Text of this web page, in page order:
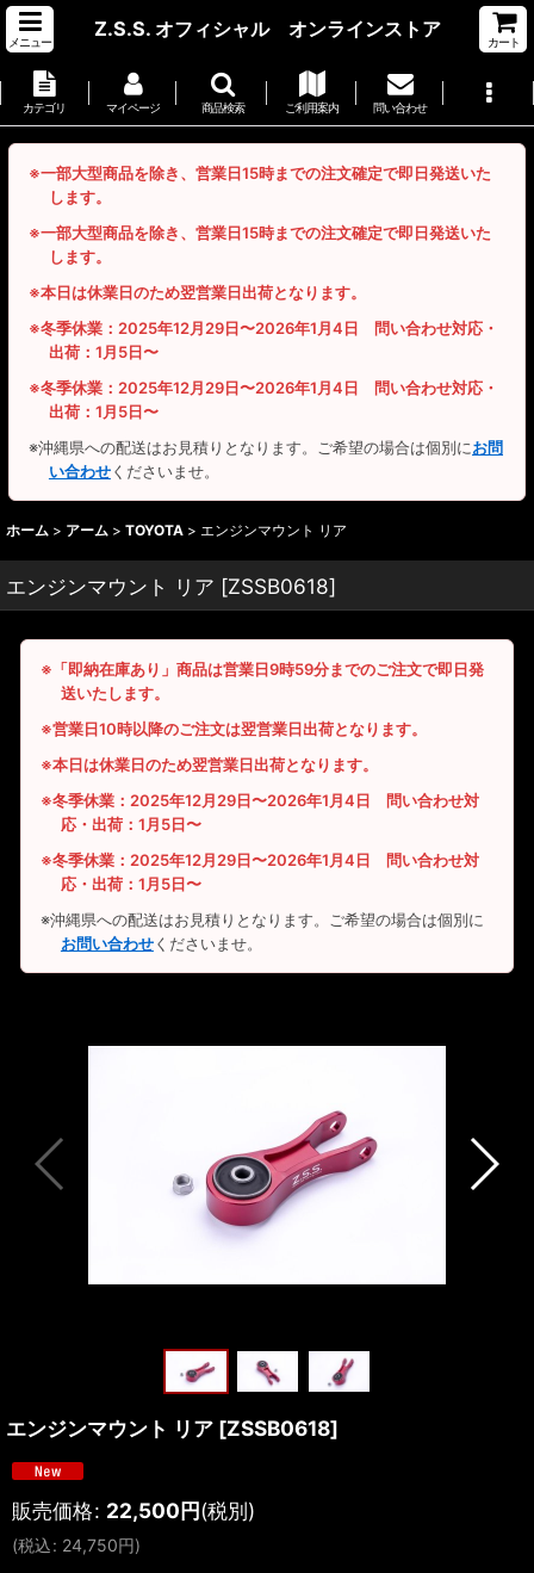
メニュー
Z.S.S. オフィシャル オンラインストア
カート
カテゴリ マイページ 商品検索 ご利用案内 問い合わせ
※一部大型商品を除き、営業日15時までの注文確定で即日発送いた
します。
※一部大型商品を除き、営業日15時までの注文確定で即日発送いた
します。
※本日は休業日のため翌営業日出荷となります。
※冬季休業：2025年12月29日〜2026年1月4日 問い合わせ対応・
出荷：1月5日〜
※冬季休業：2025年12月29日〜2026年1月4日 問い合わせ対応・
出荷：1月5日〜
※沖縄県への配送はお見積りとなります。ご希望の場合は個別にお問
い合わせくださいませ。
ホーム > アーム > TOYOTA > エンジンマウント リア
エンジンマウント リア [ZSSB0618]
※「即納在庫あり」商品は営業日9時59分までのご注文で即日発
送いたします。
※営業日10時以降のご注文は翌営業日出荷となります。
※本日は休業日のため翌営業日出荷となります。
※冬季休業：2025年12月29日〜2026年1月4日 問い合わせ対
応・出荷：1月5日〜
※冬季休業：2025年12月29日〜2026年1月4日 問い合わせ対
応・出荷：1月5日〜
※沖縄県への配送はお見積りとなります。ご希望の場合は個別に
お問い合わせくださいませ。
エンジンマウント リア [ZSSB0618]
販売価格: 22,500円(税別)
(税込: 24,750円)